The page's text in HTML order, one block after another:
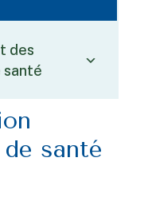
des
santé
santé